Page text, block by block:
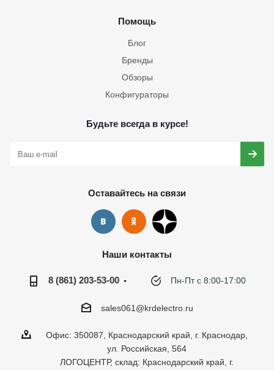
Помощь
Блог
Бренды
Обзоры
Конфигураторы
Будьте всегда в курсе!
Оставайтесь на связи
Наши контакты
8 (861) 203-53-00 Пн-Пт с 8:00-17:00
sales061@krdelectro.ru
Офис: 350087, Краснодарский край, г. Краснодар,
ул. Российская, 564
ЛОГОЦЕНТР, склад: Краснодарский край, г.